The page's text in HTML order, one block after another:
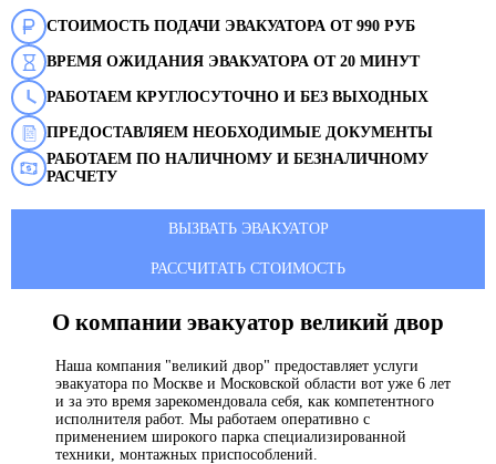
СТОИМОСТЬ ПОДАЧИ ЭВАКУАТОРА ОТ 990 РУБ
ВРЕМЯ ОЖИДАНИЯ ЭВАКУАТОРА ОТ 20 МИНУТ
РАБОТАЕМ КРУГЛОСУТОЧНО И БЕЗ ВЫХОДНЫХ
ПРЕДОСТАВЛЯЕМ НЕОБХОДИМЫЕ ДОКУМЕНТЫ
РАБОТАЕМ ПО НАЛИЧНОМУ И БЕЗНАЛИЧНОМУ
РАСЧЕТУ
ВЫЗВАТЬ ЭВАКУАТОР
РАССЧИТАТЬ СТОИМОСТЬ
О компании эвакуатор великий двор
Наша компания "великий двор" предоставляет услуги
эвакуатора по Москве и Московской области вот уже 6 лет
и за это время зарекомендовала себя, как компетентного
исполнителя работ. Мы работаем оперативно с
применением широкого парка специализированной
техники, монтажных приспособлений.